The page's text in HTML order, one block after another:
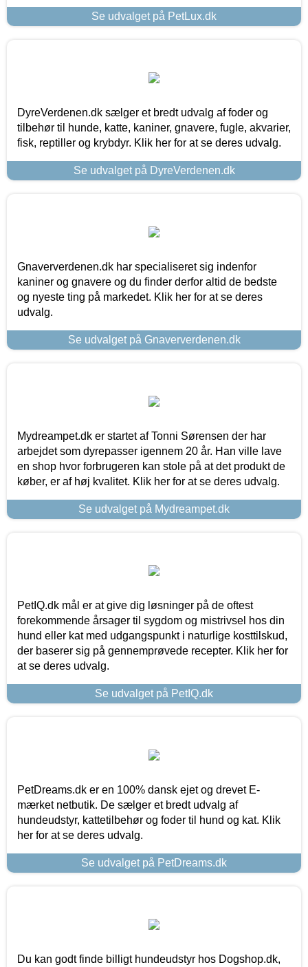
Se udvalget på PetLux.dk
DyreVerdenen.dk sælger et bredt udvalg af foder og
tilbehør til hunde, katte, kaniner, gnavere, fugle, akvarier,
fisk, reptiller og krybdyr. Klik her for at se deres udvalg.
Se udvalget på DyreVerdenen.dk
Gnaververdenen.dk har specialiseret sig indenfor
kaniner og gnavere og du finder derfor altid de bedste
og nyeste ting på markedet. Klik her for at se deres
udvalg.
Se udvalget på Gnaververdenen.dk
Mydreampet.dk er startet af Tonni Sørensen der har
arbejdet som dyrepasser igennem 20 år. Han ville lave
en shop hvor forbrugeren kan stole på at det produkt de
køber, er af høj kvalitet. Klik her for at se deres udvalg.
Se udvalget på Mydreampet.dk
PetIQ.dk mål er at give dig løsninger på de oftest
forekommende årsager til sygdom og mistrivsel hos din
hund eller kat med udgangspunkt i naturlige kosttilskud,
der baserer sig på gennemprøvede recepter. Klik her for
at se deres udvalg.
Se udvalget på PetIQ.dk
PetDreams.dk er en 100% dansk ejet og drevet E-
mærket netbutik. De sælger et bredt udvalg af
hundeudstyr, kattetilbehør og foder til hund og kat. Klik
her for at se deres udvalg.
Se udvalget på PetDreams.dk
Du kan godt finde billigt hundeudstyr hos Dogshop.dk,